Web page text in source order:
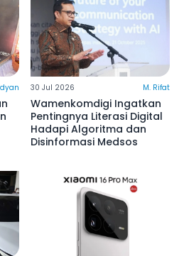
30 Jul 2026 M. Rifat
Wamenkomdigi Ingatkan
Pentingnya Literasi Digital
Hadapi Algoritma dan
Disinformasi Medsos